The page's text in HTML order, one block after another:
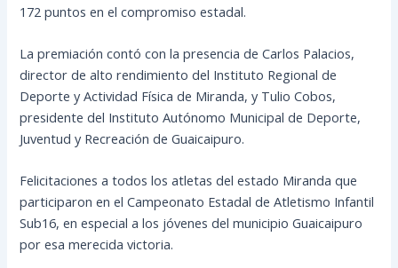
172 puntos en el compromiso estadal.
La premiación contó con la presencia de Carlos Palacios,
director de alto rendimiento del Instituto Regional de
Deporte y Actividad Física de Miranda, y Tulio Cobos,
presidente del Instituto Autónomo Municipal de Deporte,
Juventud y Recreación de Guaicaipuro.
Felicitaciones a todos los atletas del estado Miranda que
participaron en el Campeonato Estadal de Atletismo Infantil
Sub16, en especial a los jóvenes del municipio Guaicaipuro
por esa merecida victoria.